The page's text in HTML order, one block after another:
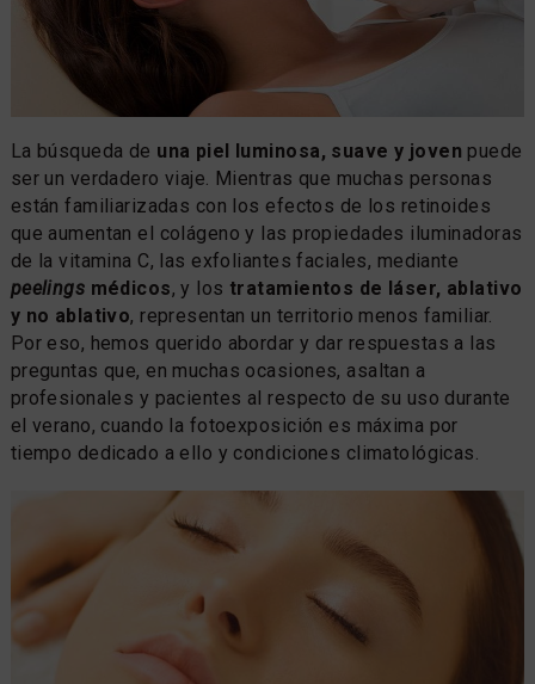
La búsqueda de una piel luminosa, suave y joven puede
ser un verdadero viaje. Mientras que muchas personas
están familiarizadas con los efectos de los retinoides
que aumentan el colágeno y las propiedades iluminadoras
de la vitamina C, las exfoliantes faciales, mediante
peelings médicos, y los tratamientos de láser, ablativo
y no ablativo, representan un territorio menos familiar.
Por eso, hemos querido abordar y dar respuestas a las
preguntas que, en muchas ocasiones, asaltan a
profesionales y pacientes al respecto de su uso durante
el verano, cuando la fotoexposición es máxima por
tiempo dedicado a ello y condiciones climatológicas.